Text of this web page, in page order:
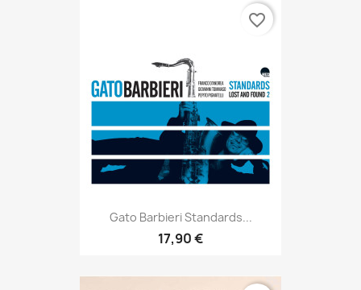
Gato Barbieri Standards...
17,90 €
favorite_border